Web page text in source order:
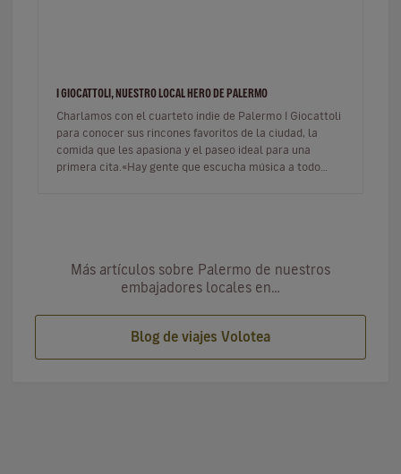
I GIOCATTOLI, NUESTRO LOCAL HERO DE PALERMO
Charlamos con el cuarteto indie de Palermo I Giocattoli
para conocer sus rincones favoritos de la ciudad, la
comida que les apasiona y el paseo ideal para una
primera cita.«Hay gente que escucha música a todo
Más artículos sobre Palermo de nuestros
embajadores locales en…
Blog de viajes Volotea